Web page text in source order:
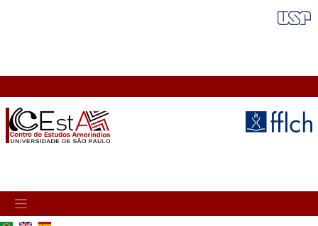
MAIN
NAVIGATION